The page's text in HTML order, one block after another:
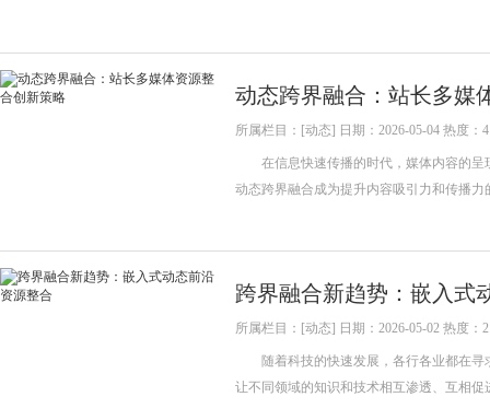
动态跨界融合：站长多媒
所属栏目：[动态] 日期：2026-05-04 热度：4
在信息快速传播的时代，媒体内容的呈
动态跨界融合成为提升内容吸引力和传播
跨界融合新趋势：嵌入式
所属栏目：[动态] 日期：2026-05-02 热度：2
随着科技的快速发展，各行各业都在寻
让不同领域的知识和技术相互渗透、互相